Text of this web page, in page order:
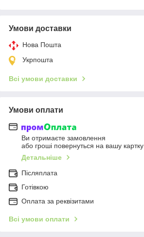
Умови доставки
Нова Пошта
Укрпошта
Всі умови доставки
Умови оплати
Ви отримаєте замовлення
або гроші повернуться на вашу картку
Детальніше
Післяплата
Готівкою
Оплата за реквізитами
Всі умови оплати